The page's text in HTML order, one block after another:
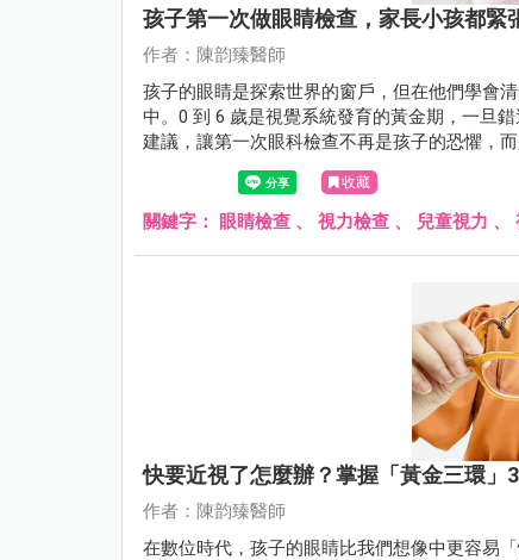
孩子第一次做眼睛檢查，家長小孩都緊
作者：陳韵臻醫師
孩子的眼睛是探索世界的窗戶，但在他們學會
中。0 到 6 歲是視覺系統發育的黃金期，一旦
建議，讓第一次眼科檢查不再是孩子的恐懼，而
收藏
關鍵字： 眼睛檢查 、 視力檢查 、 兒童視力 、
快要近視了怎麼辦？掌握「黃金三環」
作者：陳韵臻醫師
在數位時代，孩子的眼睛比我們想像中更容易